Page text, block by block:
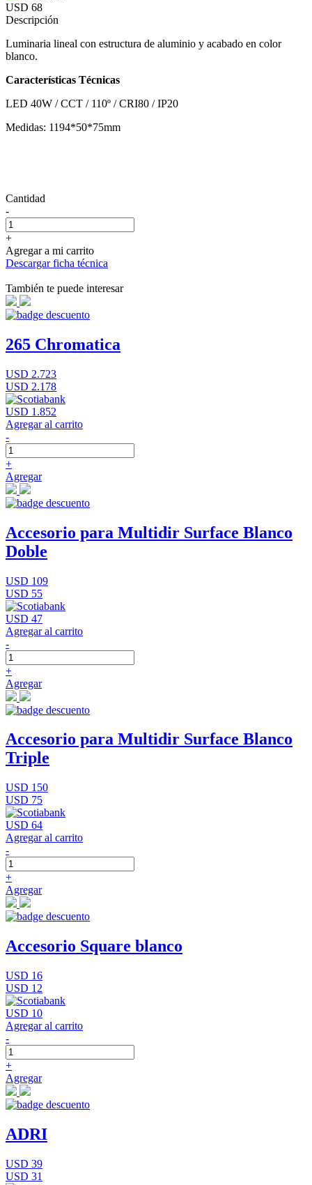
USD 68
Descripción
Luminaria lineal con estructura de aluminio y acabado en color
blanco.
Características Técnicas
LED 40W / CCT / 110º / CRI80 / IP20
Medidas: 1194*50*75mm
Cantidad
-
+
Agregar a mi carrito
Descargar ficha técnica
También te puede interesar
265 Chromatica
USD 2.723
USD 2.178
USD 1.852
Agregar al carrito
-
+
Agregar
Accesorio para Multidir Surface Blanco
Doble
USD 109
USD 55
USD 47
Agregar al carrito
-
+
Agregar
Accesorio para Multidir Surface Blanco
Triple
USD 150
USD 75
USD 64
Agregar al carrito
-
+
Agregar
Accesorio Square blanco
USD 16
USD 12
USD 10
Agregar al carrito
-
+
Agregar
ADRI
USD 39
USD 31